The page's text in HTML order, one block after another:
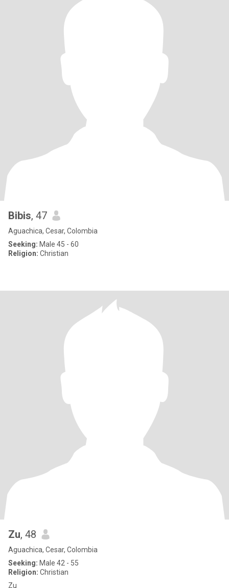
Bibis, 47
Aguachica, Cesar, Colombia
Seeking: Male 45 - 60
Religion: Christian
Zu, 48
Aguachica, Cesar, Colombia
Seeking: Male 42 - 55
Religion: Christian
Zu